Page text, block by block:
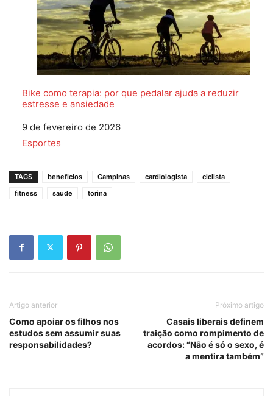
Bike como terapia: por que pedalar ajuda a reduzir
estresse e ansiedade
Data
9 de fevereiro de 2026
Em relação a
Esportes
TAGS beneficios Campinas cardiologista
ciclista
fitness
saude torina
Artigo anterior
Como apoiar os filhos nos
estudos sem assumir suas
responsabilidades?
Próximo artigo
Casais liberais definem
traição como rompimento de
acordos: “Não é só o sexo, é
a mentira também”